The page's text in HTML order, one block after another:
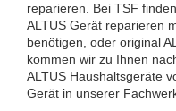
reparieren. Bei TSF
ALTUS Gerät reparieren
benötigen, oder original
kommen wir zu Ihnen
ALTUS Haushaltsgeräte
Gerät in unserer